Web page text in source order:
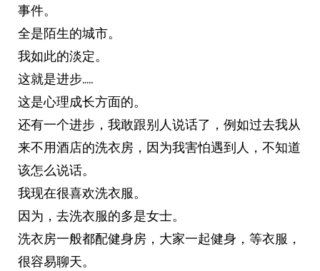
事件。
全是陌生的城市。
我如此的淡定。
这就是进步…..
这是心理成长方面的。
还有一个进步，我敢跟别人说话了，例如过去我从
来不用酒店的洗衣房，因为我害怕遇到人，不知道
该怎么说话。
我现在很喜欢洗衣服。
因为，去洗衣服的多是女士。
洗衣房一般都配健身房，大家一起健身，等衣服，
很容易聊天。